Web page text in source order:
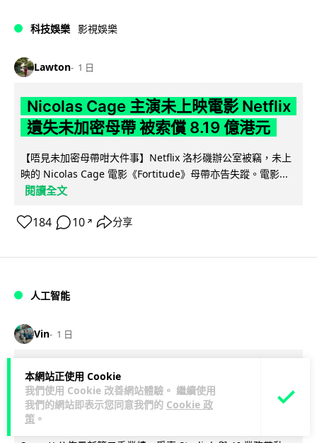
本網站正使用 Cookie
我們使用 Cookie 改善網站體驗。 繼續使用
我們的網站即表示您同意我們的 Cookie 政
策 。
科技娛樂 影視娛樂
Lawton 1 日
Nicolas Cage 主演未上映電影 Netflix
遺失未加密母帶 被索償 8.19 億港元
【唔見未加密母帶咁大件事】Netflix 洛杉磯辦公室被竊，未上
映的 Nicolas Cage 電影《Fortitude》母帶亦告失蹤。電影...
閱讀全文
184 10 ↗ 分享
人工智能
Vin 1 日
Elon Musk: SpaceX 將挑戰萬億年收
入 目標明年數據中心上太空 Starlink 覆
蓋全球170國